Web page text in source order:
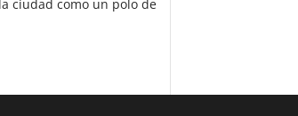
ciudad como un polo de